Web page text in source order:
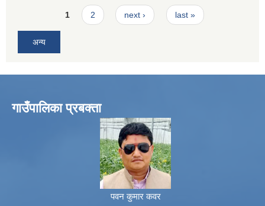
Pages1 2 next › last »
अन्य
गाउँपालिका प्रबक्ता
पवन कुमार कवर